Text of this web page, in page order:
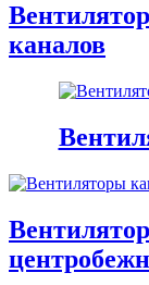
каналов